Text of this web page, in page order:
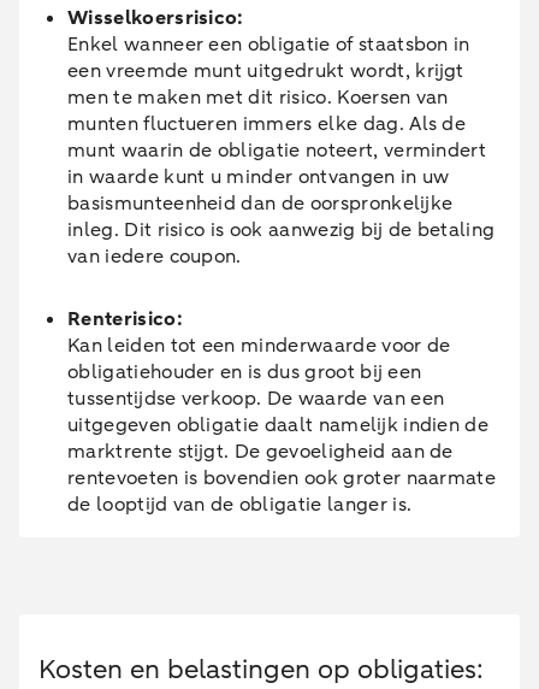
Wisselkoersrisico:
Enkel wanneer een obligatie of staatsbon in
een vreemde munt uitgedrukt wordt, krijgt
men te maken met dit risico. Koersen van
munten fluctueren immers elke dag. Als de
munt waarin de obligatie noteert, vermindert
in waarde kunt u minder ontvangen in uw
basismunteenheid dan de oorspronkelijke
inleg. Dit risico is ook aanwezig bij de betaling
van iedere coupon.
Renterisico:
Kan leiden tot een minderwaarde voor de
obligatiehouder en is dus groot bij een
tussentijdse verkoop. De waarde van een
uitgegeven obligatie daalt namelijk indien de
marktrente stijgt. De gevoeligheid aan de
rentevoeten is bovendien ook groter naarmate
de looptijd van de obligatie langer is.
Kosten en belastingen op obligaties: